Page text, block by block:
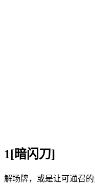
1[暗闪刀]
解场牌，或是让可通召